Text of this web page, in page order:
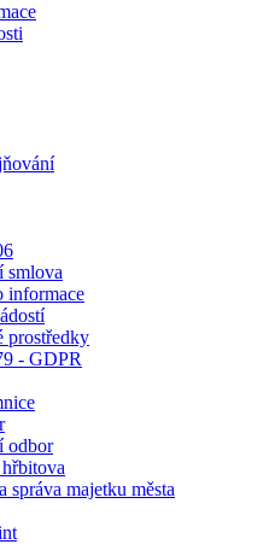
smlova
informace
prostředky
- GDPR
odbor
správa majetku města